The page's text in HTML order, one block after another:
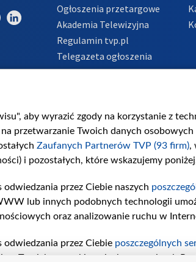
Ogłoszenia przetargowe
Akademia Telewizyjna
Regulamin tvp.pl
Telegazeta ogłoszenia
Informacje o nadawcy
aby wyrazić zgody na korzystanie z
przetwarzanie Twoich danych
Zaufanych Partnerów TVP (93 firm),
i pozostałych, które wskazujemy
przez Ciebie naszych
lub innych podobnych technologii
oraz analizowanie ruchu w
odwiedzania przez Ciebie poszczególnych
o Twoich wyszukiwaniach w serwisach